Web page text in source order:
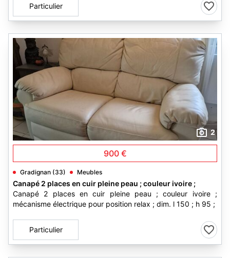
Particulier
2
900 €
Gradignan (33) Meubles
Canapé 2 places en cuir pleine peau ; couleur ivoire ;
Canapé 2 places en cuir pleine peau ; couleur ivoire ;
mécanisme électrique pour position relax ; dim. l 150 ; h 95 ;
Particulier